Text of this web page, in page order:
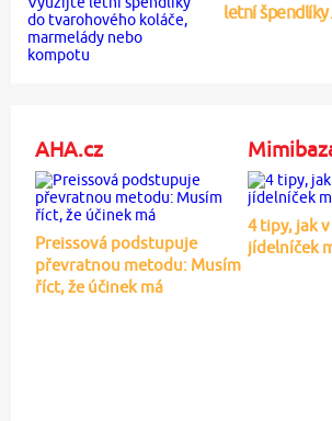
letní
AHA.cz
Preissová podstupuje
převratnou metodu: Musím
říct, že účinek má
4 tipy, jak
jídelníček